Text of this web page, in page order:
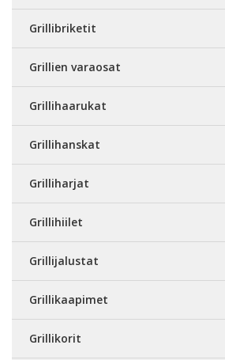
Grillibriketit
Grillien varaosat
Grillihaarukat
Grillihanskat
Grilliharjat
Grillihiilet
Grillijalustat
Grillikaapimet
Grillikorit